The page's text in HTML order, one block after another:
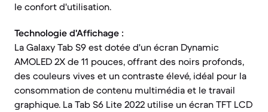
le confort d'utilisation.
Technologie d'Affichage :
La Galaxy Tab S9 est dotée d'un écran Dynamic
AMOLED 2X de 11 pouces, offrant des noirs profonds,
des couleurs vives et un contraste élevé, idéal pour la
consommation de contenu multimédia et le travail
graphique. La Tab S6 Lite 2022 utilise un écran TFT LCD